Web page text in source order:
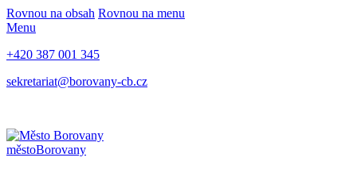
Rovnou na obsah Rovnou na menu
Menu
+420 387 001 345
sekretariat@borovany-cb.cz
městoBorovany